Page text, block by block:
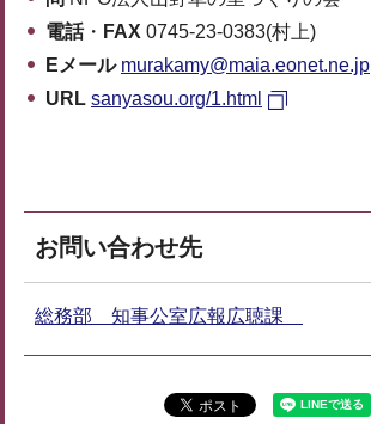
電話・ FAX 0745-23-0383(村上)
Eメール murakamy@maia.eonet.ne.jp
URL sanyasou.org/1.html
お問い合わせ先
総務部 知事公室広報広聴課